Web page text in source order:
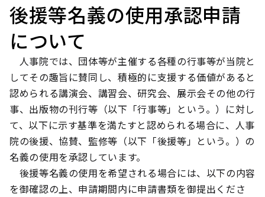
後援等名義の使用承認申請
について
人事院では、団体等が主催する各種の行事等が当院と
してその趣旨に賛同し、積極的に支援する価値があると
認められる講演会、講習会、研究会、展示会その他の行
事、出版物の刊行等（以下「行事等」という。）に対し
て、以下に示す基準を満たすと認められる場合に、人事
院の後援、協賛、監修等（以下「後援等」という。）の
名義の使用を承認しています。
後援等名義の使用を希望される場合には、以下の内容
を御確認の上、申請期間内に申請書類を御提出くださ